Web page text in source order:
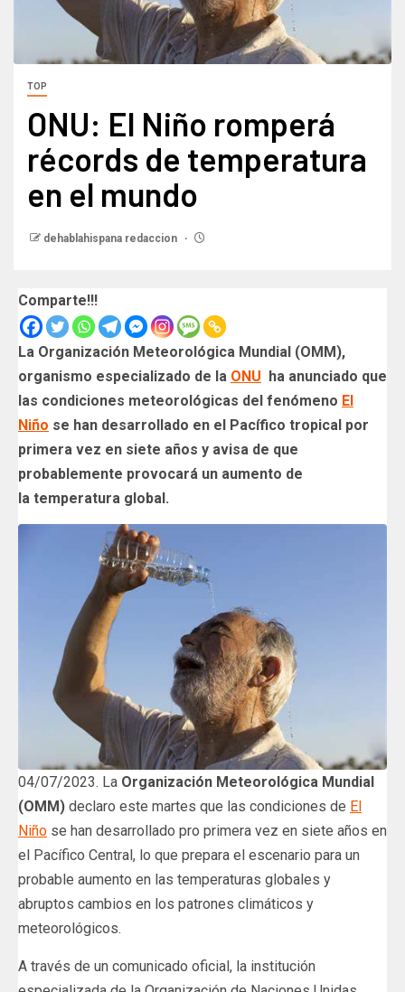
TOP
ONU: El Niño romperá
récords de temperatura
en el mundo
dehablahispana redaccion
Comparte!!!
La Organización Meteorológica Mundial (OMM),
organismo especializado de la ONU ha anunciado que
las condiciones meteorológicas del fenómeno El
Niño se han desarrollado en el Pacífico tropical por
primera vez en siete años y avisa de que
probablemente provocará un aumento de
la temperatura global.
04/07/2023. La Organización Meteorológica Mundial
(OMM) declaro este martes que las condiciones de El
Niño se han desarrollado pro primera vez en siete años en
el Pacífico Central, lo que prepara el escenario para un
probable aumento en las temperaturas globales y
abruptos cambios en los patrones climáticos y
meteorológicos.
A través de un comunicado oficial, la institución